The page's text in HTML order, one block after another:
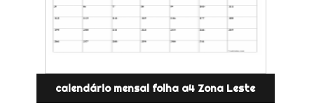
calendário mensal folha a4 Zona Leste